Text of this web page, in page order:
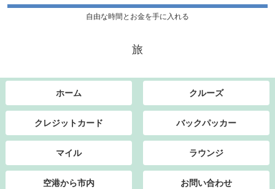
自由な時間とお金を手に入れる
旅
ホーム クルーズ
クレジットカード バックパッカー
マイル ラウンジ
空港から市内 お問い合わせ